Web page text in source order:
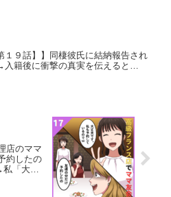
１９話】】同棲彼氏に結納報告され
入籍後に衝撃の真実を伝えると…
店のママ
約したの
「大丈